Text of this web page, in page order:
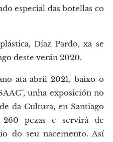
especial das botellas co
Díaz Pardo, xa se
deste verán 2020.
ata abril 2021, baixo o
unha exposición no
da Cultura, en Santiago
260 pezas e servirá de
do seu nacemento. Así